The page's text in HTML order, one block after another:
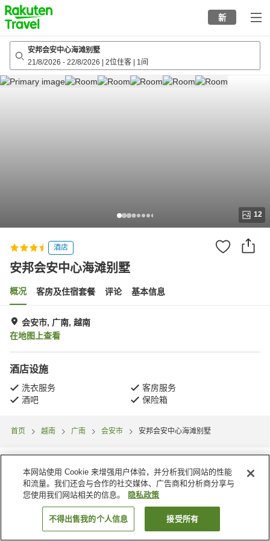
to
top
page
新
安邦会安中心海滩别墅
21/8/2026 - 22/8/2026 2位住客 1间
12
酒店
安邦会安中心海滩别墅
概况 客房及住宿套餐 评论 基本信息
会安市, 广南, 越南
在地图上查看
酒店设施
洗衣服务
客房服务
酒吧
保险箱
首页 越南 广南 会安市 安邦会安中心海滩别墅
搜索客房
本网站使用 Cookie 来增强用户体验，并分析我们网站的性能
和流量。我们还会与合作的社交媒体、广告商和分析商分享与
您使用我们网站相关的信息。
隐私政策
不得出售我的个人信息 接受所有